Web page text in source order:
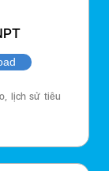
lịch sử tiêu